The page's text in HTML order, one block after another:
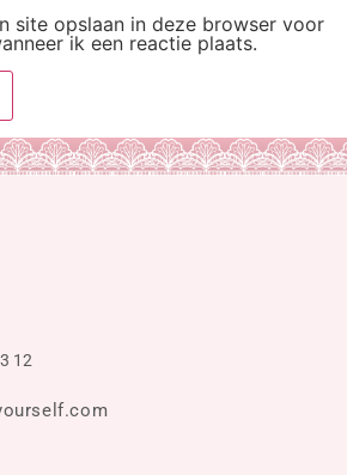
site opslaan in deze browser voor
ik een reactie plaats.
12